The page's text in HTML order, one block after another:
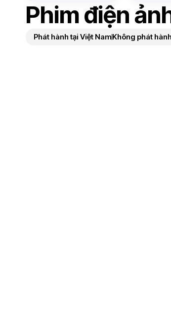
Phim điện
Phát hành tại Việt NamKhông phát